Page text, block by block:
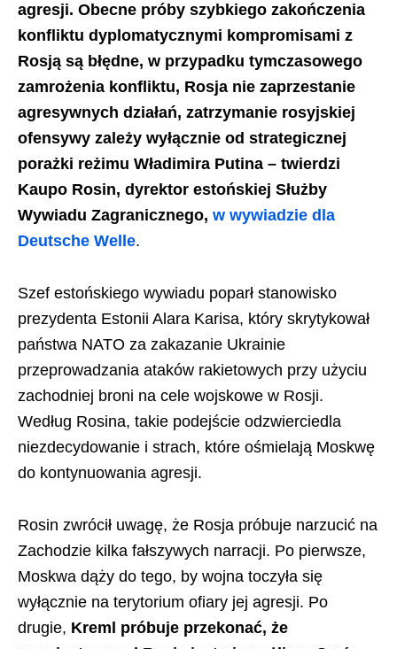
agresji. Obecne próby szybkiego zakończenia
konfliktu dyplomatycznymi kompromisami z
Rosją są błędne, w przypadku tymczasowego
zamrożenia konfliktu, Rosja nie zaprzestanie
agresywnych działań, zatrzymanie rosyjskiej
ofensywy zależy wyłącznie od strategicznej
porażki reżimu Władimira Putina – twierdzi
Kaupo Rosin, dyrektor estońskiej Służby
Wywiadu Zagranicznego, w wywiadzie dla
Deutsche Welle.
Szef estońskiego wywiadu poparł stanowisko
prezydenta Estonii Alara Karisa, który skrytykował
państwa NATO za zakazanie Ukrainie
przeprowadzania ataków rakietowych przy użyciu
zachodniej broni na cele wojskowe w Rosji.
Według Rosina, takie podejście odzwierciedla
niezdecydowanie i strach, które ośmielają Moskwę
do kontynuowania agresji.
Rosin zwrócił uwagę, że Rosja próbuje narzucić na
Zachodzie kilka fałszywych narracji. Po pierwsze,
Moskwa dąży do tego, by wojna toczyła się
wyłącznie na terytorium ofiary jej agresji. Po
drugie, Kreml próbuje przekonać, że